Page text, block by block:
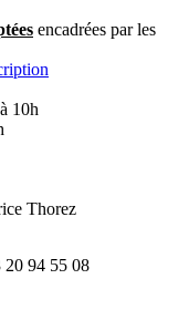
encadrées par les
10h
Thorez
20 94 55 08